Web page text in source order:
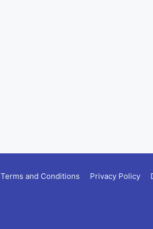
Terms and Conditions Privacy Policy